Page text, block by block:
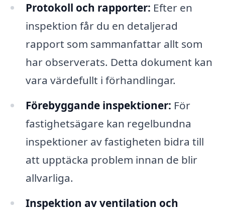
Protokoll och rapporter: Efter en
inspektion får du en detaljerad
rapport som sammanfattar allt som
har observerats. Detta dokument kan
vara värdefullt i förhandlingar.
Förebyggande inspektioner: För
fastighetsägare kan regelbundna
inspektioner av fastigheten bidra till
att upptäcka problem innan de blir
allvarliga.
Inspektion av ventilation och